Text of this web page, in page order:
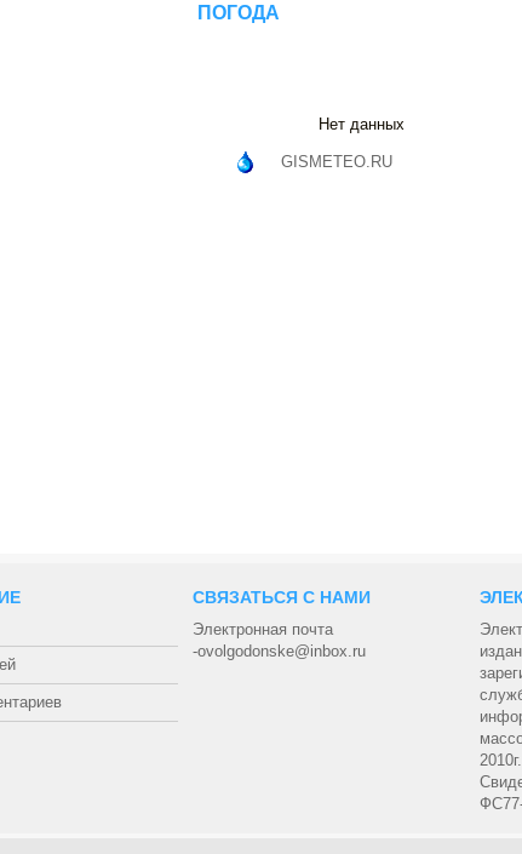
ПОГОДА
Нет данных
GISMETEO.RU
СВЯЗАТЬСЯ С НАМИ
Электронная почта
-ovolgodonske@inbox.ru
2010г.